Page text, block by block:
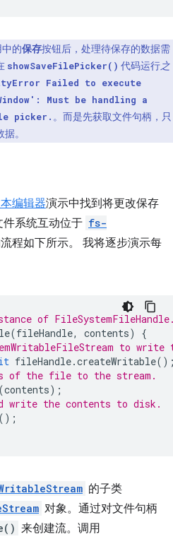
的保存按钮后，处理待保存的数据需
showSaveFilePicker() 代码运行之
Failed to execute
Must be handling a
picker. 。而是先获取文件句柄，只
。
编辑器演示中找到将更改保存
系统互动位于 fs-
程如下所示。 我将逐步演示每
of
(fileHandle, contents)
{
to write
fileHandle.createWritable
of the file to the stream.
(contents);
write the contents to disk.
();
的子类
对象。通过对文件句柄
来创建流。调用